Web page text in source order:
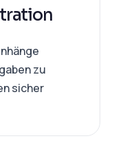
zu
sicher